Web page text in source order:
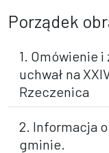
Porządek
1. Omówienie
uchwał na
Rzeczenica
2. Informacja
gminie.